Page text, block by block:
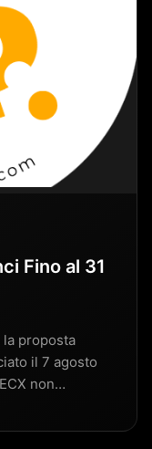
Fino al 31
proposta
il 7 agosto
non…